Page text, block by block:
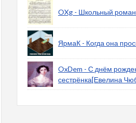
OXg - Школьный
ЯрмаК - Когда она
OxDem - С днём
сестрёнка[Евелина